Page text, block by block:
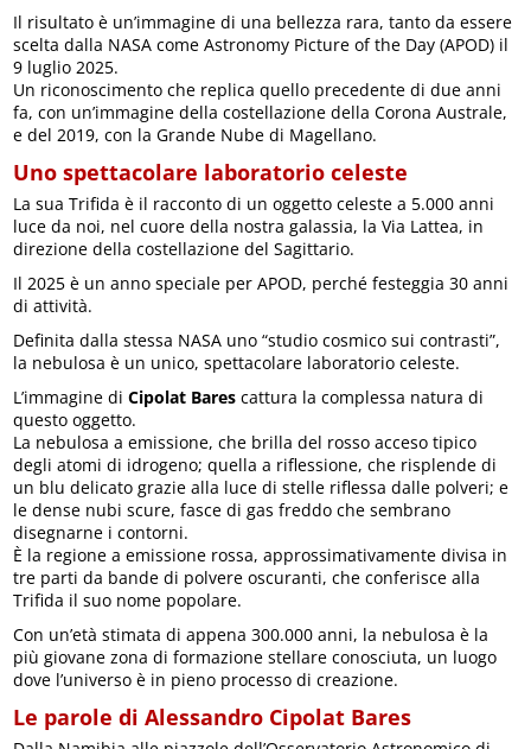
Il risultato è un’immagine di una bellezza rara, tanto da essere
scelta dalla NASA come Astronomy Picture of the Day (APOD) il
9 luglio 2025.
Un riconoscimento che replica quello precedente di due anni
fa, con un’immagine della costellazione della Corona Australe,
e del 2019, con la Grande Nube di Magellano.
Uno spettacolare laboratorio celeste
La sua Trifida è il racconto di un oggetto celeste a 5.000 anni
luce da noi, nel cuore della nostra galassia, la Via Lattea, in
direzione della costellazione del Sagittario.
Il 2025 è un anno speciale per APOD, perché festeggia 30 anni
di attività.
Definita dalla stessa NASA uno “studio cosmico sui contrasti”,
la nebulosa è un unico, spettacolare laboratorio celeste.
L’immagine diCipolat Bares cattura la complessa natura di
questo oggetto.
La nebulosa a emissione, che brilla del rosso acceso tipico
degli atomi di idrogeno; quella a riflessione, che risplende di
un blu delicato grazie alla luce di stelle riflessa dalle polveri; e
le dense nubi scure, fasce di gas freddo che sembrano
disegnarne i contorni.
È la regione a emissione rossa, approssimativamente divisa in
tre parti da bande di polvere oscuranti, che conferisce alla
Trifida il suo nome popolare.
Con un’età stimata di appena 300.000 anni, la nebulosa è la
più giovane zona di formazione stellare conosciuta, un luogo
dove l’universo è in pieno processo di creazione.
Le parole di Alessandro Cipolat Bares